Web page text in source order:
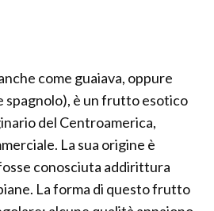
come guaiava, oppure
spagnolo), è un frutto esotico
del Centroamerica,
La sua origine è
conosciuta addirittura
La forma di questo frutto